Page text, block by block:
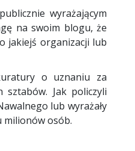
wyrażającym
na swoim blogu, że
jakiejś organizacji lub
o uznaniu za
Jak policzyli
lub wyrażały
milionów osób.